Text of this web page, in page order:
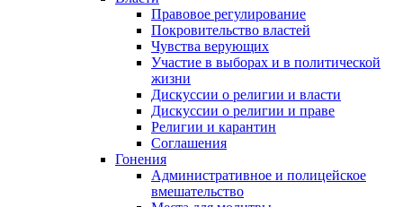
Правовое регулирование
Покровительство властей
Чувства верующих
Участие в выборах и в политической
жизни
Дискуссии о религии и власти
Дискуссии о религии и праве
Религии и карантин
Соглашения
Гонения
Административное и полицейское
вмешательство